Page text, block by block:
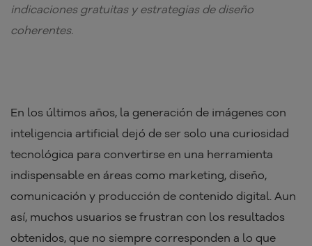
indicaciones gratuitas y estrategias de diseño
coherentes.
En los últimos años, la generación de imágenes con
inteligencia artificial dejó de ser solo una curiosidad
tecnológica para convertirse en una herramienta
indispensable en áreas como marketing, diseño,
comunicación y producción de contenido digital. Aun
así, muchos usuarios se frustran con los resultados
obtenidos, que no siempre corresponden a lo que